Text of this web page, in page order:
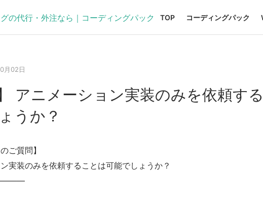
TOP コーディングパック
月02日
】 アニメーション実装のみを依頼す
うか？
ご質問】
実装のみを依頼することは可能でしょうか？